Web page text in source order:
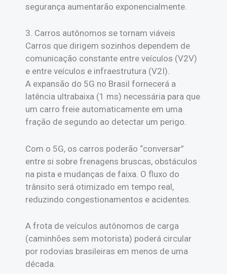
segurança aumentarão exponencialmente.
3. Carros autônomos se tornam viáveis
Carros que dirigem sozinhos dependem de
comunicação constante entre veículos (V2V)
e entre veículos e infraestrutura (V2I).
A expansão do 5G no Brasil fornecerá a
latência ultrabaixa (1 ms) necessária para que
um carro freie automaticamente em uma
fração de segundo ao detectar um perigo.
Com o 5G, os carros poderão “conversar”
entre si sobre frenagens bruscas, obstáculos
na pista e mudanças de faixa. O fluxo do
trânsito será otimizado em tempo real,
reduzindo congestionamentos e acidentes.
A frota de veículos autônomos de carga
(caminhões sem motorista) poderá circular
por rodovias brasileiras em menos de uma
década.